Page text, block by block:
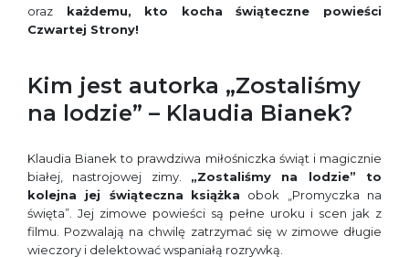
oraz każdemu, kto kocha świąteczne powieści
Czwartej Strony!
Kim jest autorka „Zostaliśmy
na lodzie” – Klaudia Bianek?
Klaudia Bianek to prawdziwa miłośniczka świąt i magicznie
białej, nastrojowej zimy. „Zostaliśmy na lodzie” to
kolejna jej świąteczna
książka obok „Promyczka na
święta”. Jej zimowe powieści są pełne uroku i scen jak z
filmu. Pozwalają na chwilę zatrzymać się w zimowe długie
wieczory i delektować wspaniałą rozrywką.